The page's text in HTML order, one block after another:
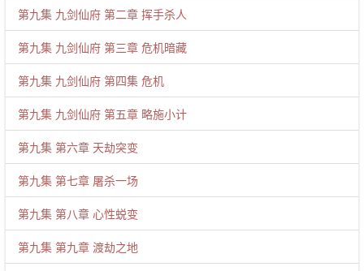
第九集 九剑仙府 第二章 挥手杀人
第九集 九剑仙府 第三章 危机暗藏
第九集 九剑仙府 第四集 危机
第九集 九剑仙府 第五章 略施小计
第九集 第六章 天劫突变
第九集 第七章 屠杀一场
第九集 第八章 心性蜕变
第九集 第九章 渡劫之地